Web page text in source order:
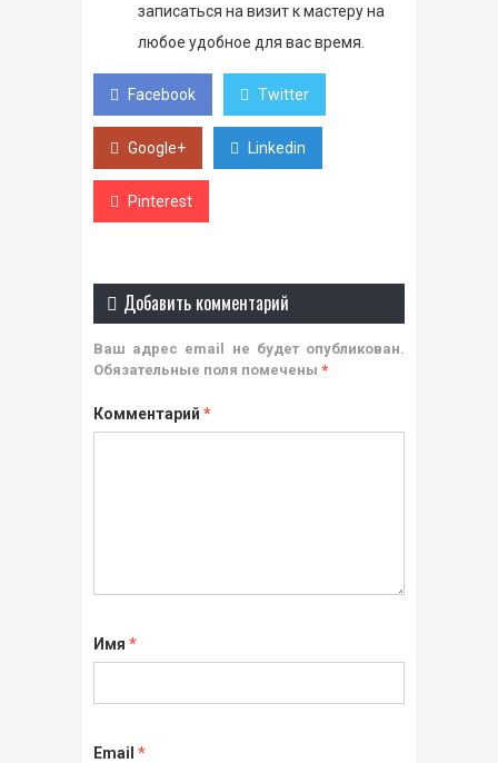
записаться на визит к мастеру на
любое удобное для вас время.
Facebook Twitter
Google+ Linkedin
Pinterest
Добавить комментарий
Ваш адрес email не будет опубликован.
Обязательные поля помечены *
Комментарий *
Имя *
Email *